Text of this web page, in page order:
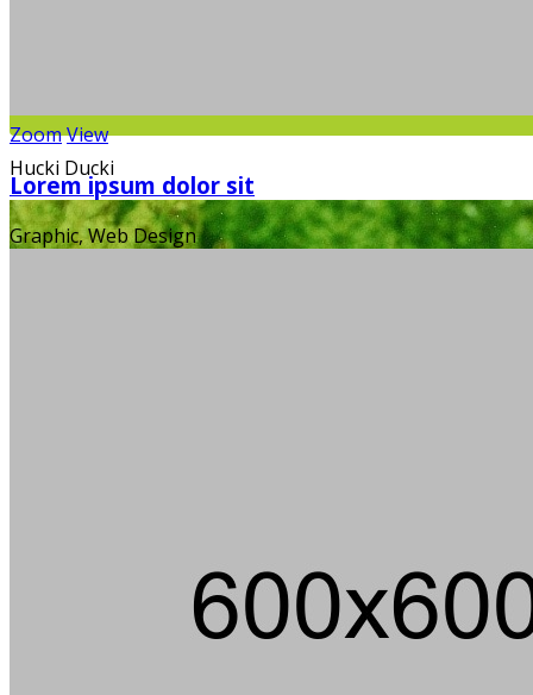
Hucki Ducki
ZoomView
Lorem ipsum dolor sit
Graphic, Web Design